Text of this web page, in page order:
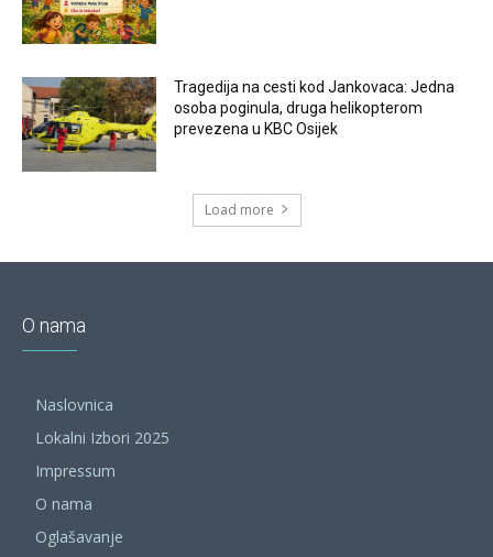
Tragedija na cesti kod Jankovaca: Jedna
osoba poginula, druga helikopterom
prevezena u KBC Osijek
Load more
O nama
Naslovnica
Lokalni Izbori 2025
Impressum
O nama
Oglašavanje